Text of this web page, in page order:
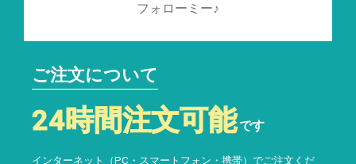
フォローミー♪
ご注文について
24時間注文可能です
インターネット（PC・スマートフォン・携帯）でご注文くだ